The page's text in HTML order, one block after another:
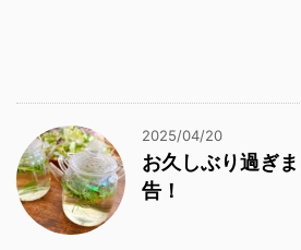
2025/04/20
お久しぶり過ぎ
告！